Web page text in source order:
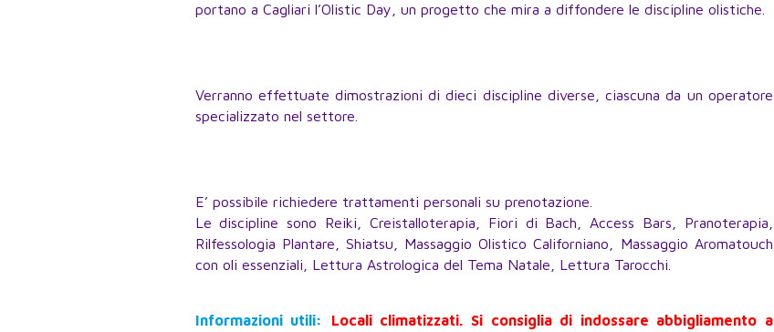
portano a Cagliari l’Olistic Day, un progetto che mira a diffondere le discipline olistiche.
Verranno effettuate dimostrazioni di dieci discipline diverse, ciascuna da un operatore
specializzato nel settore.
E’ possibile richiedere trattamenti personali su prenotazione.
Le discipline sono Reiki, Creistalloterapia, Fiori di Bach, Access Bars, Pranoterapia,
Rilfessologia Plantare, Shiatsu, Massaggio Olistico Californiano, Massaggio Aromatouch
con oli essenziali, Lettura Astrologica del Tema Natale, Lettura Tarocchi.
Informazioni utili:
Locali climatizzati. Si consiglia di indossare abbigliamento a